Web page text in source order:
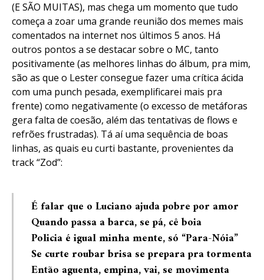
(E SÃO MUITAS), mas chega um momento que tudo
começa a zoar uma grande reunião dos memes mais
comentados na internet nos últimos 5 anos. Há
outros pontos a se destacar sobre o MC, tanto
positivamente (as melhores linhas do álbum, pra mim,
são as que o Lester consegue fazer uma crítica ácida
com uma punch pesada, exemplificarei mais pra
frente) como negativamente (o excesso de metáforas
gera falta de coesão, além das tentativas de flows e
refrões frustradas). Tá aí uma sequência de boas
linhas, as quais eu curti bastante, provenientes da
track “Zod”:
É falar que o Luciano ajuda pobre por amor
Quando passa a barca, se pá, cê boia
Policia é igual minha mente, só “Para-Nóia”
Se curte roubar brisa se prepara pra tormenta
Então aguenta, empina, vai, se movimenta